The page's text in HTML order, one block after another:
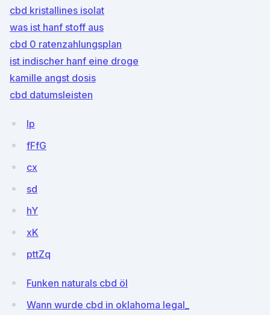
cbd kristallines isolat
was ist hanf stoff aus
cbd 0 ratenzahlungsplan
ist indischer hanf eine droge
kamille angst dosis
cbd datumsleisten
Ip
fFfG
cx
sd
hY
xK
pttZq
Funken naturals cbd öl
Wann wurde cbd in oklahoma legal_